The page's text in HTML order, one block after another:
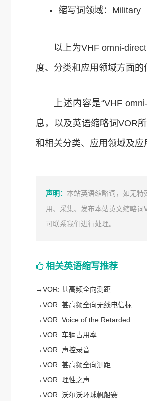
缩写词领域：Military
以上为VHF omni-
度、分类和应用领域方面的
上述内容是“VHF
息，以及英语缩略词VOR
和相关分类、应用领域及应
声明： 本站英语缩略词，如无
用、采集、发布本站英文缩略词
可联系我们进行处理。
相关英语缩写推荐
→VOR: 甚高频全向测距
→VOR: 甚高频全向无线电信标
→VOR: Voice of the Retarded
→VOR: 车辆占用率
→VOR: 声控录音
→VOR: 甚高频全向测距
→VOR: 理性之声
→VOR: 沃尔沃环球帆船赛